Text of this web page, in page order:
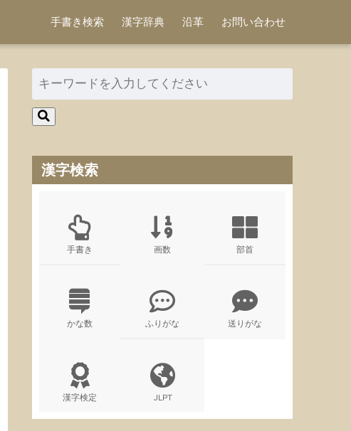
手書き検索 漢字辞典 沿革 お問い合わせ
漢字検索
手書き 画数 部首
かな数 ふりがな 送りがな
漢字検定 JLPT